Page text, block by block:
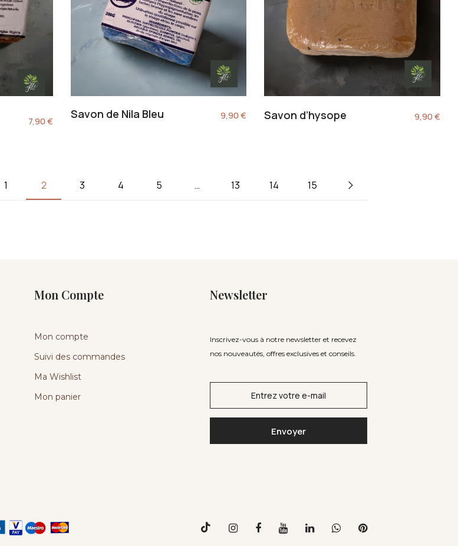
7,90€
Savon de Nila Bleu 9,90€ Savon d’hysope 9,90€
1 2 3 4 5 … 13 14 15
Mon Compte
Mon compte
Suivi des commandes
Ma Wishlist
Mon panier
Newsletter
Inscrivez-vous à notre newsletter et recevez
nos nouveautés, offres exclusives et conseils.